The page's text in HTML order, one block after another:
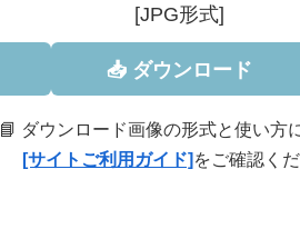
[JPG形式]
📥 ダウンロード
📘 ダウンロード画像の形式と使い方
[サイトご利用ガイド]をご確認く